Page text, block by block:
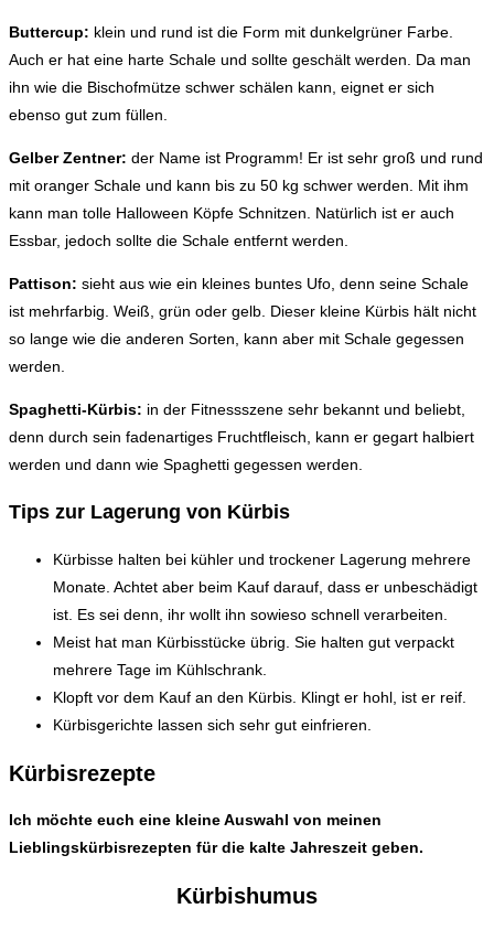
Buttercup: klein und rund ist die Form mit dunkelgrüner Farbe.
Auch er hat eine harte Schale und sollte geschält werden. Da man
ihn wie die Bischofmütze schwer schälen kann, eignet er sich
ebenso gut zum füllen.
Gelber Zentner: der Name ist Programm! Er ist sehr groß und rund
mit oranger Schale und kann bis zu 50 kg schwer werden. Mit ihm
kann man tolle Halloween Köpfe Schnitzen. Natürlich ist er auch
Essbar, jedoch sollte die Schale entfernt werden.
Pattison: sieht aus wie ein kleines buntes Ufo, denn seine Schale
ist mehrfarbig. Weiß, grün oder gelb. Dieser kleine Kürbis hält nicht
so lange wie die anderen Sorten, kann aber mit Schale gegessen
werden.
Spaghetti-Kürbis: in der Fitnessszene sehr bekannt und beliebt,
denn durch sein fadenartiges Fruchtfleisch, kann er gegart halbiert
werden und dann wie Spaghetti gegessen werden.
Tips zur Lagerung von Kürbis
Kürbisse halten bei kühler und trockener Lagerung mehrere
Monate. Achtet aber beim Kauf darauf, dass er unbeschädigt
ist. Es sei denn, ihr wollt ihn sowieso schnell verarbeiten.
Meist hat man Kürbisstücke übrig. Sie halten gut verpackt
mehrere Tage im Kühlschrank.
Klopft vor dem Kauf an den Kürbis. Klingt er hohl, ist er reif.
Kürbisgerichte lassen sich sehr gut einfrieren.
Kürbisrezepte
Ich möchte euch eine kleine Auswahl von meinen
Lieblingskürbisrezepten für die kalte Jahreszeit geben.
Kürbishumus